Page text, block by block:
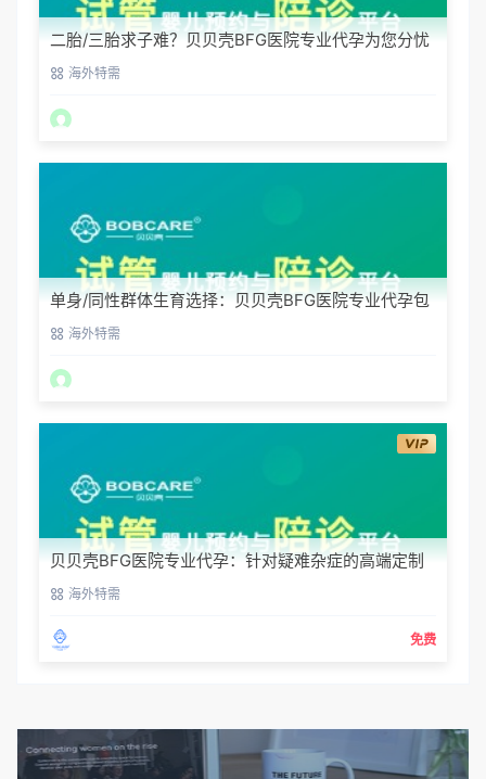
二胎/三胎求子难？贝贝壳BFG医院专业代孕为您分忧
海外特需
单身/同性群体生育选择：贝贝壳BFG医院专业代孕包
容方案
海外特需
贝贝壳BFG医院专业代孕：针对疑难杂症的高端定制
生育服务
海外特需
免费